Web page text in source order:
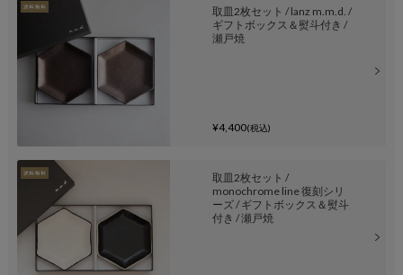
取皿2枚セット / lanz m.m.d. /
ギフトボックス＆熨斗付き /
瀬戸焼
¥4,400(税込)
取皿2枚セット /
monochrome line 復刻シリ
ーズ / ギフトボックス＆熨斗
付き / 瀬戸焼